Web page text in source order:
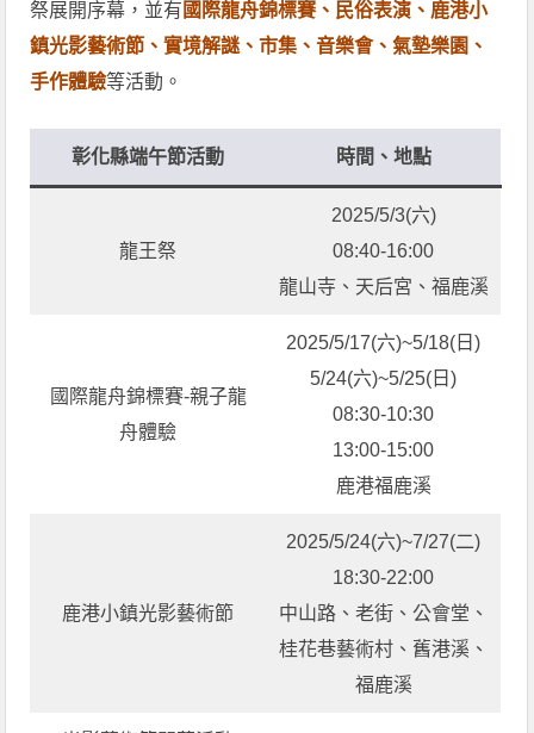
祭展開序幕，並有 國際龍舟錦標賽、民俗表演、鹿港小
鎮光影藝術節、實境解謎、市集、音樂會、氣墊樂園、
手作體驗等活動。
彰化縣端午節活動 時間、地點
龍王祭
2025/5/3(六)
08:40-16:00
龍山寺、天后宮、福鹿溪
國際龍舟錦標賽-親子龍
舟體驗
2025/5/17(六)~5/18(日)
5/24(六)~5/25(日)
08:30-10:30
13:00-15:00
鹿港福鹿溪
鹿港小鎮光影藝術節
2025/5/24(六)~7/27(二)
18:30-22:00
中山路、老街、公會堂、
桂花巷藝術村、舊港溪、
福鹿溪